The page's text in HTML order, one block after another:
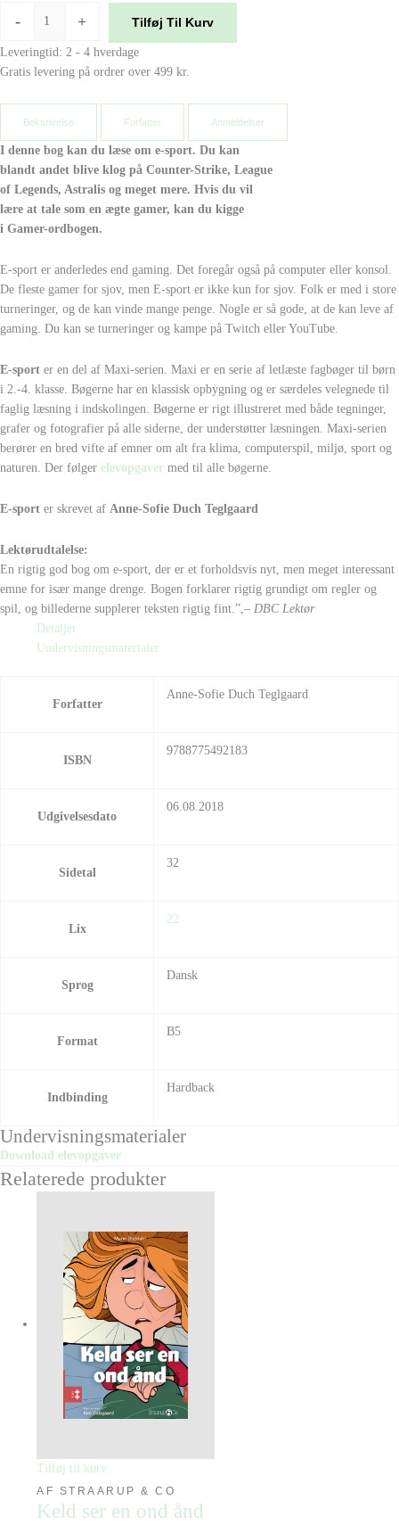
- + Tilføj Til Kurv
Leveringtid: 2 - 4 hverdage
Gratis levering på ordrer over 499 kr.
Beksrivelse Forfatter Anmeldelser
I denne bog kan du læse om e-sport. Du kan
blandt andet blive klog på Counter-Strike, League
of Legends, Astralis og meget mere. Hvis du vil
lære at tale som en ægte gamer, kan du kigge
i Gamer-ordbogen.
E-sport er anderledes end gaming. Det foregår også på computer eller konsol.
De fleste gamer for sjov, men E-sport er ikke kun for sjov. Folk er med i store
turneringer, og de kan vinde mange penge. Nogle er så gode, at de kan leve af
gaming. Du kan se turneringer og kampe på Twitch eller YouTube.
E-sport er en del af Maxi-serien. Maxi er en serie af letlæste fagbøger til børn
i 2.-4. klasse. Bøgerne har en klassisk opbygning og er særdeles velegnede til
faglig læsning i indskolingen. Bøgerne er rigt illustreret med både tegninger,
grafer og fotografier på alle siderne, der understøtter læsningen. Maxi-serien
berører en bred vifte af emner om alt fra klima, computerspil, miljø, sport og
naturen. Der følger elevopgaver med til alle bøgerne.
E-sport er skrevet af Anne-Sofie Duch Teglgaard
Lektørudtalelse:
En rigtig god bog om e-sport, der er et forholdsvis nyt, men meget interessant
emne for især mange drenge. Bogen forklarer rigtig grundigt om regler og
spil, og billederne supplerer teksten rigtig fint.”, – DBC Lektør
Detaljer
Undervisningsmaterialer
Forfatter
Anne-Sofie Duch Teglgaard
ISBN
9788775492183
Udgivelsesdato
06.08.2018
Sidetal
32
Lix
22
Sprog
Dansk
Format
B5
Indbinding
Hardback
Undervisningsmaterialer
Download elevopgaver
Relaterede produkter
Tilføj til kurv
AF STRAARUP & CO
Keld ser en ond ånd